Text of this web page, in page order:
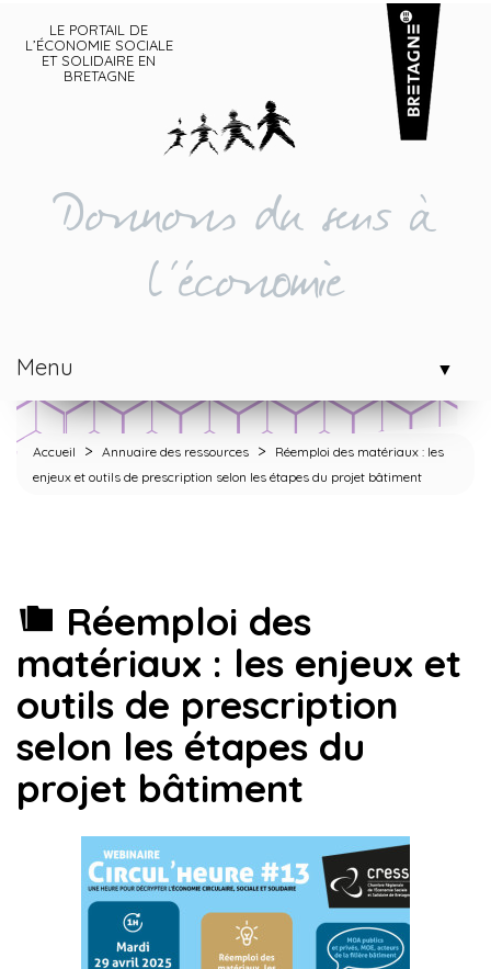
LE PORTAIL DE
L’ÉCONOMIE SOCIALE
ET SOLIDAIRE EN
BRETAGNE
Donnons du sens à
l'économie
Menu ▼
Accueil > Annuaire des ressources >
Réemploi des matériaux : les
enjeux et outils de prescription selon les étapes du projet bâtiment
Réemploi des
matériaux : les enjeux et
outils de prescription
selon les étapes du
projet bâtiment